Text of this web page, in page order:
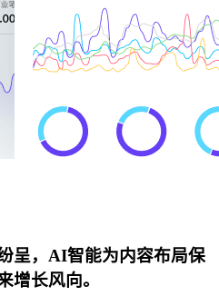
呈，AI智能为内容布局保
增长风向。